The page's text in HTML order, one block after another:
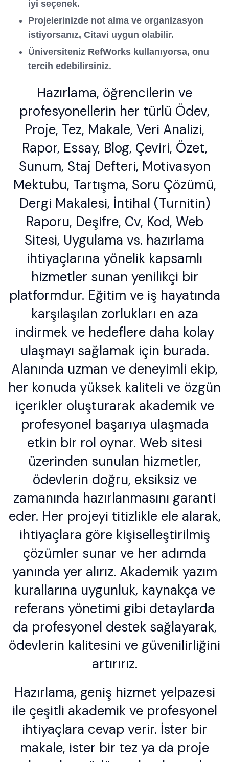
iyi seçenek.
Projelerinizde not alma ve organizasyon
istiyorsanız, Citavi uygun olabilir.
Üniversiteniz RefWorks kullanıyorsa, onu
tercih edebilirsiniz.
Hazırlama, öğrencilerin ve
profesyonellerin her türlü Ödev,
Proje, Tez, Makale, Veri Analizi,
Rapor, Essay, Blog, Çeviri, Özet,
Sunum, Staj Defteri, Motivasyon
Mektubu, Tartışma, Soru Çözümü,
Dergi Makalesi, İntihal (Turnitin)
Raporu, Deşifre, Cv, Kod, Web
Sitesi, Uygulama vs. hazırlama
ihtiyaçlarına yönelik kapsamlı
hizmetler sunan yenilikçi bir
platformdur. Eğitim ve iş hayatında
karşılaşılan zorlukları en aza
indirmek ve hedeflere daha kolay
ulaşmayı sağlamak için burada.
Alanında uzman ve deneyimli ekip,
her konuda yüksek kaliteli ve özgün
içerikler oluşturarak akademik ve
profesyonel başarıya ulaşmada
etkin bir rol oynar. Web sitesi
üzerinden sunulan hizmetler,
ödevlerin doğru, eksiksiz ve
zamanında hazırlanmasını garanti
eder. Her projeyi titizlikle ele alarak,
ihtiyaçlara göre kişiselleştirilmiş
çözümler sunar ve her adımda
yanında yer alırız. Akademik yazım
kurallarına uygunluk, kaynakça ve
referans yönetimi gibi detaylarda
da profesyonel destek sağlayarak,
ödevlerin kalitesini ve güvenilirliğini
artırırız.
Hazırlama, geniş hizmet yelpazesi
ile çeşitli akademik ve profesyonel
ihtiyaçlara cevap verir. İster bir
makale, ister bir tez ya da proje